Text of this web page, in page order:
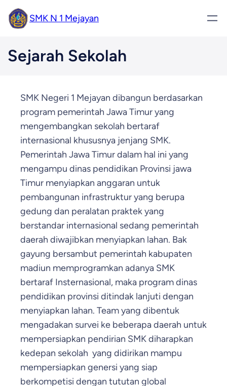
SMK N 1 Mejayan
Sejarah Sekolah
SMK Negeri 1 Mejayan dibangun berdasarkan
program pemerintah Jawa Timur yang
mengembangkan sekolah bertaraf
internasional khususnya jenjang SMK.
Pemerintah Jawa Timur dalam hal ini yang
mengampu dinas pendidikan Provinsi jawa
Timur menyiapkan anggaran untuk
pembangunan infrastruktur yang berupa
gedung dan peralatan praktek yang
berstandar internasional sedang pemerintah
daerah diwajibkan menyiapkan lahan. Bak
gayung bersambut pemerintah kabupaten
madiun memprogramkan adanya SMK
bertaraf Insternasional, maka program dinas
pendidikan provinsi ditindak lanjuti dengan
menyiapkan lahan. Team yang dibentuk
mengadakan survei ke beberapa daerah untuk
mempersiapkan pendirian SMK diharapkan
kedepan sekolah yang didirikan mampu
mempersiapkan genersi yang siap
berkompetisi dengan tututan global